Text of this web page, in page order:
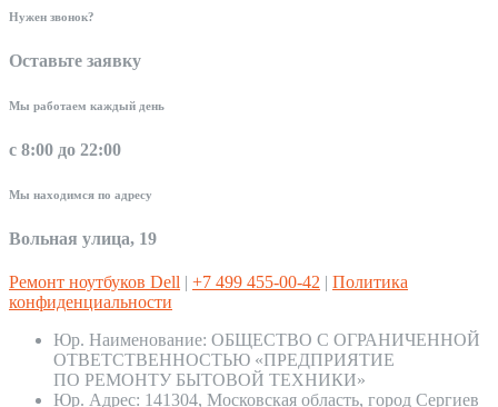
Нужен звонок?
Оставьте заявку
Мы работаем каждый день
с 8:00 до 22:00
Мы находимся по адресу
Вольная улица, 19
Ремонт ноутбуков Dell | +7 499 455-00-42 | Политика
конфиденциальности
Юр. Наименование: ОБЩЕСТВО С ОГРАНИЧЕННОЙ
ОТВЕТСТВЕННОСТЬЮ «ПРЕДПРИЯТИЕ
ПО РЕМОНТУ БЫТОВОЙ ТЕХНИКИ»
Юр. Адрес: 141304, Московская область, город Сергиев